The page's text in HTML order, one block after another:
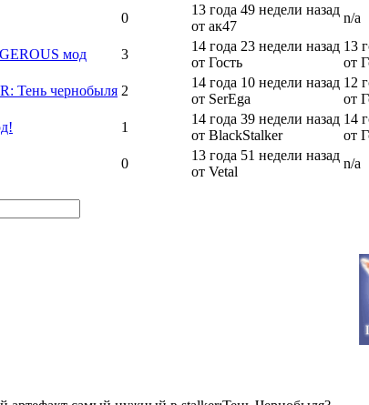
0
13 года 49 недели назад
от ак47
n/a
мод 3
14 года 23 недели назад
от Гость
13
от
Тень чернобыля 2
14 года 10 недели назад
от SerEga
12
от
1
14 года 39 недели назад
от BlackStalker
14
от
0
13 года 51 недели назад
от Vetal
n/a